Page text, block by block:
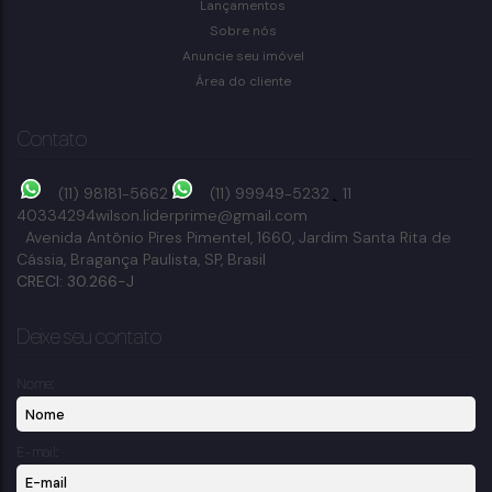
banheiro(s) total:
470m²
Lançamentos
Sobre nós
Anuncie seu imóvel
Área do cliente
Contato
(11) 98181-5662 (11) 99949-5232
11
40334294wilson.liderprime@gmail.com
Avenida Antônio Pires Pimentel, 1660, Jardim Santa Rita de
Cássia, Bragança Paulista, SP, Brasil
CRECI: 30.266-J
Deixe seu contato
Nome:
E-mail: